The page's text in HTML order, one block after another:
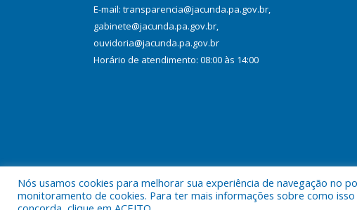
E-mail: transparencia@jacunda.pa.gov.br,
gabinete@jacunda.pa.gov.br,
ouvidoria@jacunda.pa.gov.br
Horário de atendimento: 08:00 às 14:00
Todos os direitos reservados a Prefeitura Municipal de
Nós usamos cookies para melhorar sua experiência de navegação no
monitoramento de cookies. Para ter mais informações sobre como